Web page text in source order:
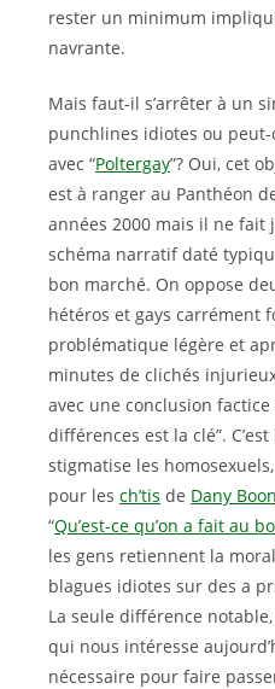
rester un minimum
navrante.
Mais faut-il s’arrêter à un
punchlines idiotes ou
avec “Poltergay”? Oui, cet
est à ranger au Panthéon
années 2000 mais il ne fait
schéma narratif daté
bon marché. On oppose
hétéros et gays carrément
problématique légère et
minutes de clichés
avec une conclusion
différences est la clé”. C’est
stigmatise les
pour les ch’tis de Dany Boon
“Qu’est-ce qu’on a fait au
les gens retiennent la
blagues idiotes sur des a
La seule différence
qui nous intéresse
nécessaire pour faire